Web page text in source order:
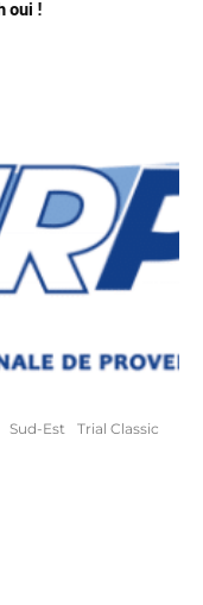
oui !
Sud-Est
Trial Classic